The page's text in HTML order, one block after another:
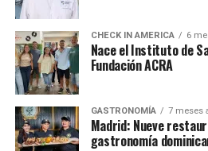
CHECK IN AMERICA 6
Nace el Instituto de
Fundación ACRA
GASTRONOMÍA 7 meses
Madrid: Nueve
gastronomía